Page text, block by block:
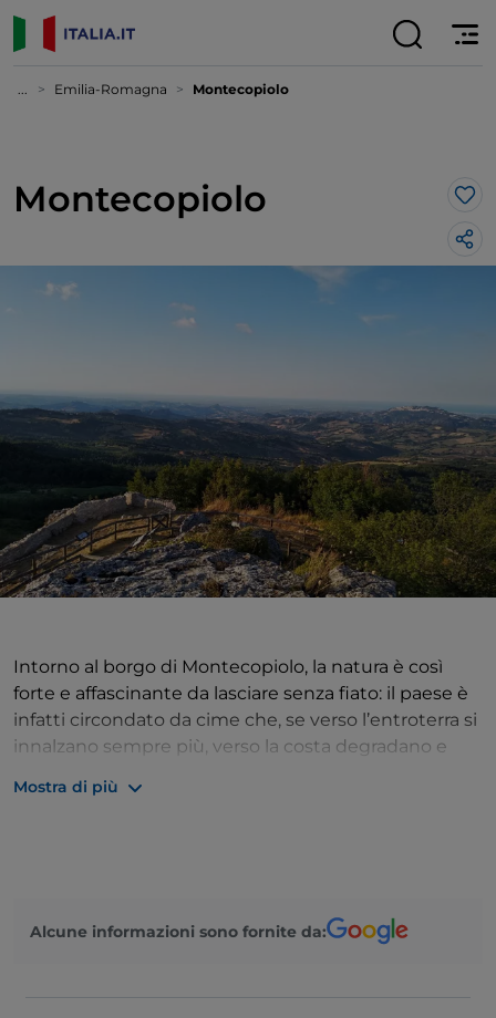
... Emilia-Romagna Montecopiolo
Montecopiolo
Intorno al borgo di Montecopiolo, la natura è così
forte e affascinante da lasciare senza fiato: il paese è
infatti circondato da cime che, se verso l’entroterra si
innalzano sempre più, verso la costa degradano e
è l’antica sede di un castello, dal quale ebbero
Eremo, noto anche per la presenza del santuario
Mostra di più
Alcune informazioni sono fornite da: